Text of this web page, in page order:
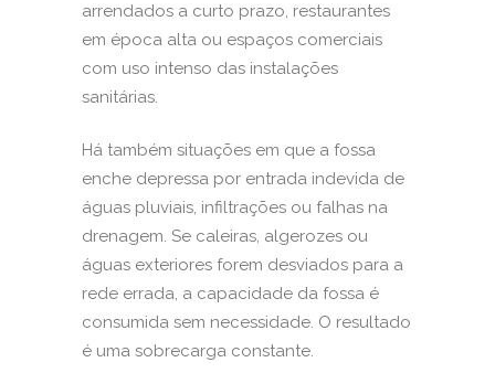
arrendados a curto prazo, restaurantes
em época alta ou espaços comerciais
com uso intenso das instalações
sanitárias.
Há também situações em que a fossa
enche depressa por entrada indevida de
águas pluviais, infiltrações ou falhas na
drenagem. Se caleiras, algerozes ou
águas exteriores forem desviados para a
rede errada, a capacidade da fossa é
consumida sem necessidade. O resultado
é uma sobrecarga constante.